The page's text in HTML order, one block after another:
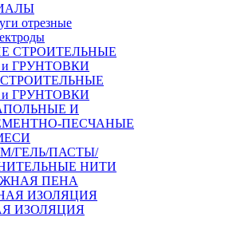
отрезные
ГРУНТОВКИ
И
ПЕСЧАНЫЕ
ГЕЛЬ/ПАСТЫ/
НИТИ
ПЕНА
ИЗОЛЯЦИЯ